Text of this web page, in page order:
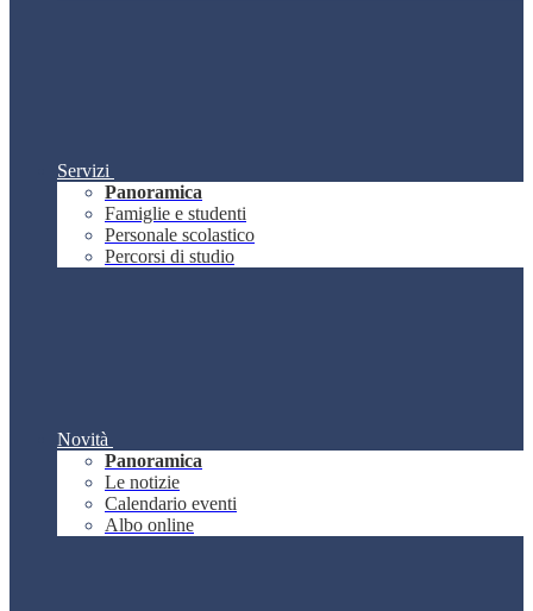
Servizi
Panoramica
Famiglie e studenti
Personale scolastico
Percorsi di studio
Novità
Panoramica
Le notizie
Calendario eventi
Albo online